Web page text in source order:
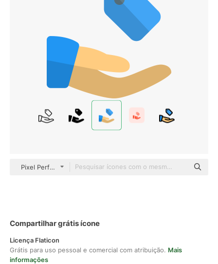
Pixel Perfect Flat
Compartilhar grátis ícone
Licença Flaticon
Grátis para uso pessoal e comercial com atribuição. Mais
informações